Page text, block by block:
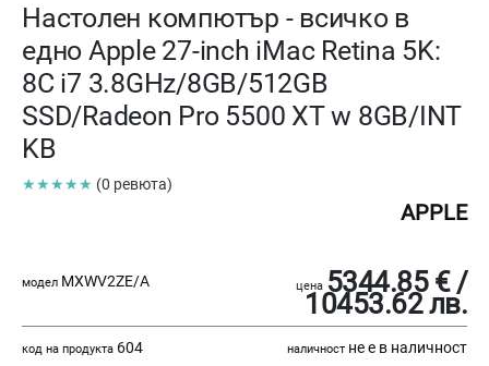
Настолен компютър - всичко в
едно Apple 27-inch iMac Retina 5K:
8C i7 3.8GHz/8GB/512GB
SSD/Radeon Pro 5500 XT w 8GB/INT
KB
★★★★★ (0 ревюта)
APPLE
модел MXWV2ZE/A цена 5344.85 € /
10453.62 лв.
код на продукта 604 наличност не е в наличност